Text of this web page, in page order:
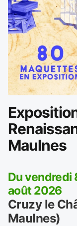
Maulnes
Du vendredi
août 2026
Cruzy le
Maulnes)